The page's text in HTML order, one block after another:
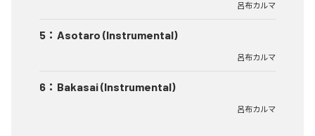
呂布カルマ
5 ： Asotaro (Instrumental)
呂布カルマ
6 ： Bakasai (Instrumental)
呂布カルマ